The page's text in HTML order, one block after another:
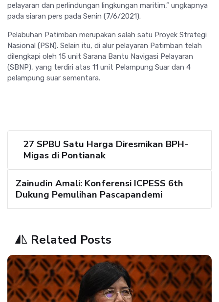
pelayaran dan perlindungan lingkungan maritim,” ungkapnya
pada siaran pers pada Senin (7/6/2021).
Pelabuhan Patimban merupakan salah satu Proyek Strategi
Nasional (PSN). Selain itu, di alur pelayaran Patimban telah
dilengkapi oleh 15 unit Sarana Bantu Navigasi Pelayaran
(SBNP), yang terdiri atas 11 unit Pelampung Suar dan 4
pelampung suar sementara.
27 SPBU Satu Harga Diresmikan BPH-
Migas di Pontianak
Zainudin Amali: Konferensi ICPESS 6th
Dukung Pemulihan Pascapandemi
Related Posts